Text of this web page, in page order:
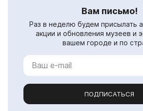
Вам письмо!
Раз в неделю будем присылать
акции и обновления музеев и
вашем городе и по
ПОДПИСАТЬСЯ